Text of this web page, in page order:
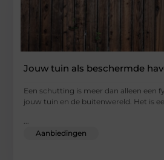
Jouw tuin als beschermde
Een schutting is meer dan alleen een
jouw tuin en de buitenwereld. Het is
...
Aanbiedingen